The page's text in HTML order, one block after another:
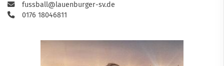
fussball@lauenburger-sv.de
0176 18046811